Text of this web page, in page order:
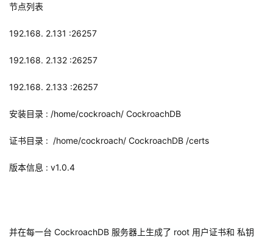
节点列表
192.168. 2.131 :26257
192.168. 2.132 :26257
192.168. 2.133 :26257
安装目录 : /home/cockroach/ CockroachDB
证书目录 : /home/cockroach/ CockroachDB /certs
版本信息 : v1.0.4
并在每一台 CockroachDB 服务器上生成了 root 用户证书和 私钥